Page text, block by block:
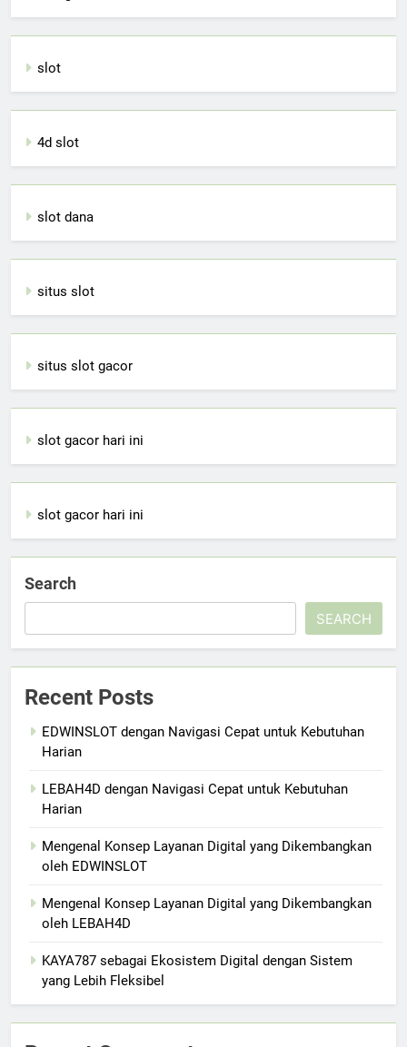
slot
4d slot
slot dana
situs slot
situs slot gacor
slot gacor hari ini
slot gacor hari ini
Search
SEARCH
Recent Posts
EDWINSLOT dengan Navigasi Cepat untuk Kebutuhan
Harian
LEBAH4D dengan Navigasi Cepat untuk Kebutuhan
Harian
Mengenal Konsep Layanan Digital yang Dikembangkan
oleh EDWINSLOT
Mengenal Konsep Layanan Digital yang Dikembangkan
oleh LEBAH4D
KAYA787 sebagai Ekosistem Digital dengan Sistem
yang Lebih Fleksibel